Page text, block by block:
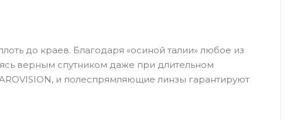
до краев. Благодаря «осиной талии» любое из
верным спутником даже при длительном
и полеспрямляющие линзы гарантируют